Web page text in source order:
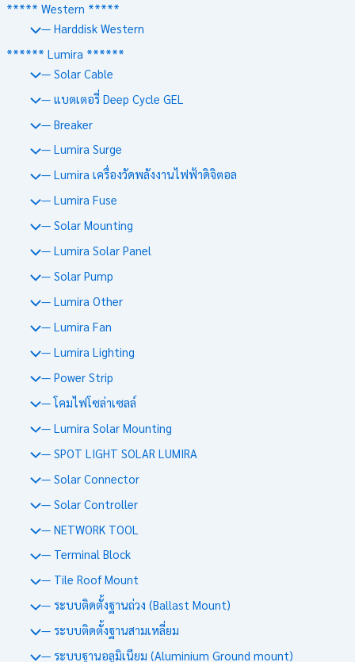
***** Western *****
— Harddisk Western
****** Lumira ******
— Solar Cable
— แบตเตอรี่ Deep Cycle GEL
— Breaker
— Lumira Surge
— Lumira เครื่องวัดพลังงานไฟฟ้าดิจิตอล
— Lumira Fuse
— Solar Mounting
— Lumira Solar Panel
— Solar Pump
— Lumira Other
— Lumira Fan
— Lumira Lighting
— Power Strip
— โคมไฟโซล่าเซลล์
— Lumira Solar Mounting
— SPOT LIGHT SOLAR LUMIRA
— Solar Connector
— Solar Controller
— NETWORK TOOL
— Terminal Block
— Tile Roof Mount
— ระบบติดตั้งฐานถ่วง (Ballast Mount)
— ระบบติดตั้งฐานสามเหลี่ยม
— ระบบฐานอลูมิเนียม (Aluminium Ground mount)